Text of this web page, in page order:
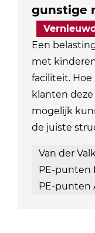
gunstige
Een
met
faciliteit.
klanten
mogelijk
de juiste
Van der
PE-punten
PE-punten